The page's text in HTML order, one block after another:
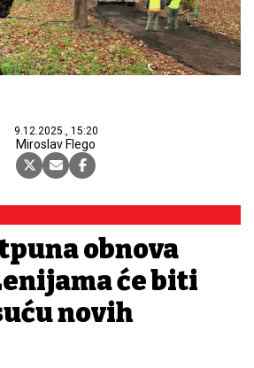
9.12.2025., 15:20
Miroslav Flego
obnova
će biti
novih